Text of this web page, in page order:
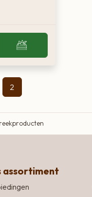
2
assortiment